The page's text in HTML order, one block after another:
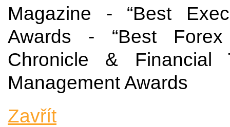
Magazine - “Best
Awards - “Best
Chronicle & Financial
Management Awards
Zavřít